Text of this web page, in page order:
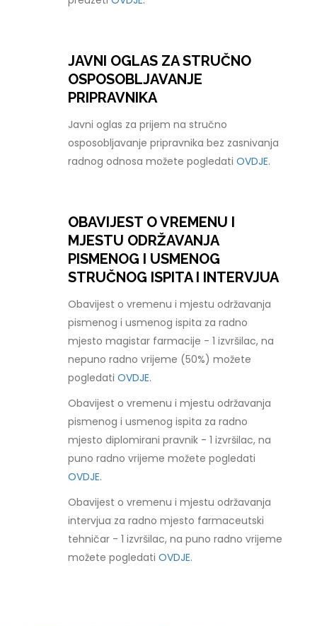
JAVNI OGLAS ZA STRUČNO
OSPOSOBLJAVANJE
PRIPRAVNIKA
Javni oglas za prijem na stručno
osposobljavanje pripravnika bez zasnivanja
radnog odnosa možete pogledatiOVDJE.
OBAVIJEST O VREMENU I
MJESTU ODRŽAVANJA
PISMENOG I USMENOG
STRUČNOG ISPITA I INTERVJUA
Obavijest o vremenu i mjestu održavanja
pismenog i usmenog ispita za radno
mjesto magistar farmacije - 1 izvršilac, na
nepuno radno vrijeme (50%) možete
pogledatiOVDJE.
Obavijest o vremenu i mjestu održavanja
pismenog i usmenog ispita za radno
mjesto diplomirani pravnik - 1 izvršilac, na
puno radno vrijeme možete pogledati
OVDJE.
Obavijest o vremenu i mjestu održavanja
intervjua za radno mjesto farmaceutski
tehničar - 1 izvršilac, na puno radno vrijeme
možete pogledatiOVDJE.